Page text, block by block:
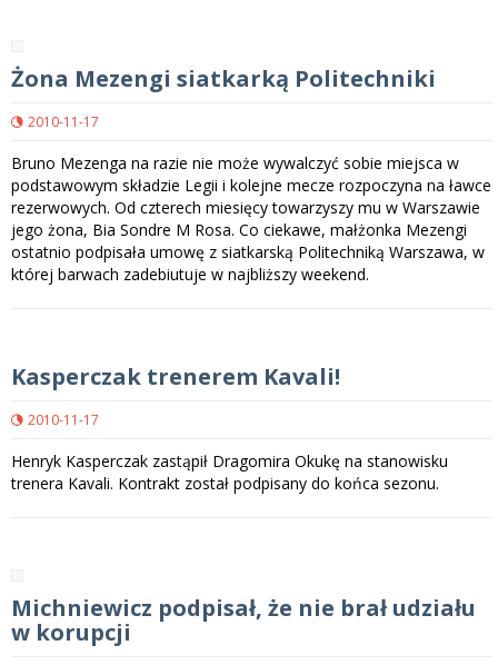
Żona Mezengi siatkarką Politechniki
2010-11-17
Bruno Mezenga na razie nie może wywalczyć sobie miejsca w
podstawowym składzie Legii i kolejne mecze rozpoczyna na ławce
rezerwowych. Od czterech miesięcy towarzyszy mu w Warszawie
jego żona, Bia Sondre M Rosa. Co ciekawe, małżonka Mezengi
ostatnio podpisała umowę z siatkarską Politechniką Warszawa, w
której barwach zadebiutuje w najbliższy weekend.
Kasperczak trenerem Kavali!
2010-11-17
Henryk Kasperczak zastąpił Dragomira Okukę na stanowisku
trenera Kavali. Kontrakt został podpisany do końca sezonu.
Michniewicz podpisał, że nie brał udziału
w korupcji